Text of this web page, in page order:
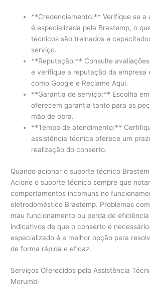
**Credenciamento:** Verifique se a
é especializada pela Brastemp, o
técnicos são treinados e
serviço.
**Reputação:** Consulte
e verifique a reputação da empresa
como Google e Reclame Aqui.
**Garantia de serviço:** Escolha
oferecem garantia tanto para as
mão de obra.
**Tempo de atendimento:**
assistência técnica oferece um
realização do conserto.
Quando acionar o suporte técnico
Acione o suporte técnico sempre que
comportamentos incomuns no
eletrodoméstico Brastemp. Problemas
mau funcionamento ou perda de
indicativos de que o conserto é
especializado é a melhor opção para
de forma rápida e eficaz.
Serviços Oferecidos pela Assistência
Morumbi